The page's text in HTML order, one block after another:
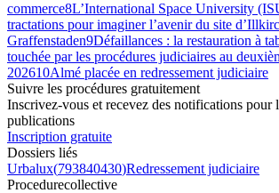
commerce8L’International Space University
tractations pour imaginer l’avenir du site
Graffenstaden9Défaillances : la restauration à
touchée par les procédures judiciaires au
202610Almé placée en redressement judiciaire
Suivre les procédures gratuitement
Inscrivez-vous et recevez des notifications pour
publications
Inscription gratuite
Dossiers liés
Urbalux(793840430)Redressement judiciaire
Procedurecollective